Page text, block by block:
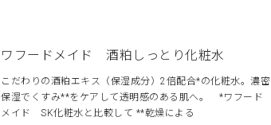
ワフードメイド 酒粕しっとり化粧水
こだわりの酒粕エキス（保湿成分）2倍配合*の化粧水。濃密
保湿でくすみ**をケアして透明感のある肌へ。 *ワフード
メイド SK化粧水と比較して **乾燥による